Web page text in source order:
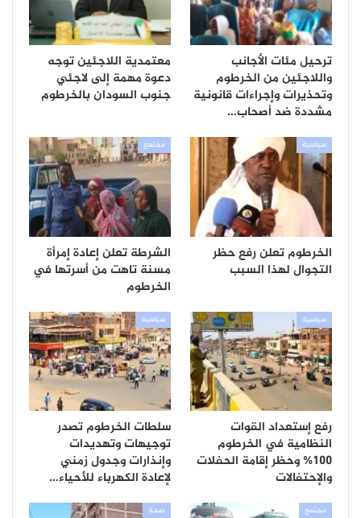
ترحيل مئات الأجانب
واللاجئين من الخرطوم
وتحذيرات وإجراءات قانونية
مشددة ضد أصحاب…
معتمدية اللاجئين توجه
دعوة مهمة إلى لاجئي
جنوب السودان بالخرطوم
سياسية
الخرطوم تعلن رفع حظر
التجوال لهذا السبب
مجتمع
الشرطة تعلن إعادة إمرأة
مسنة تاهت من أسرتها في
الخرطوم
سياسية
رفع إستعداد القوات
النظامية في الخرطوم
100% وحظر إقامة الحفلات
والإحتفالات
سياسية
سلطات الخرطوم تصدر
توجيهات وتهديدات
وإنذارات وجدول زمني
لإعادة الكهرباء للأحياء…
مجتمع صحة